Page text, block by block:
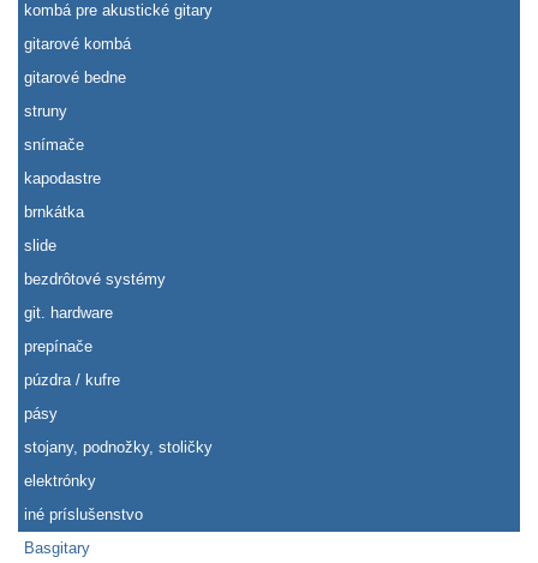
kombá pre akustické gitary
gitarové kombá
gitarové bedne
struny
snímače
kapodastre
brnkátka
slide
bezdrôtové systémy
git. hardware
prepínače
púzdra / kufre
pásy
stojany, podnožky, stoličky
elektrónky
iné príslušenstvo
Basgitary